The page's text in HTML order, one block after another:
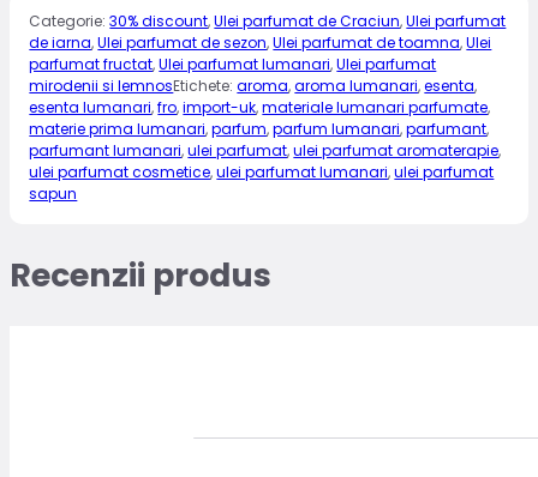
Categorie:30% discount,Ulei parfumat de Craciun,Ulei parfumat
de iarna,Ulei parfumat de sezon,Ulei parfumat de toamna,Ulei
parfumat fructat,Ulei parfumat lumanari,Ulei parfumat
mirodenii si lemnosEtichete:aroma,aroma lumanari,esenta,
esenta lumanari,fro,import-uk,materiale lumanari parfumate,
materie prima lumanari,parfum,parfum lumanari,parfumant,
parfumant lumanari,ulei parfumat,ulei parfumat aromaterapie,
ulei parfumat cosmetice,ulei parfumat lumanari,ulei parfumat
sapun
Recenzii produs